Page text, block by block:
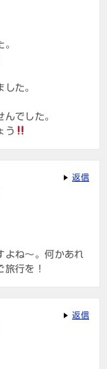
た。
でした。
う
よね～。何かあれ
行を！
返信
返信